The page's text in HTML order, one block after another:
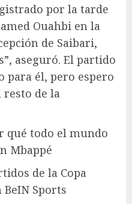
por la tarde
Ouahbi en la
de Saibari,
aseguró. El partido
para él, pero espero
resto de la
qué todo el mundo
Mbappé
de la Copa
Sports